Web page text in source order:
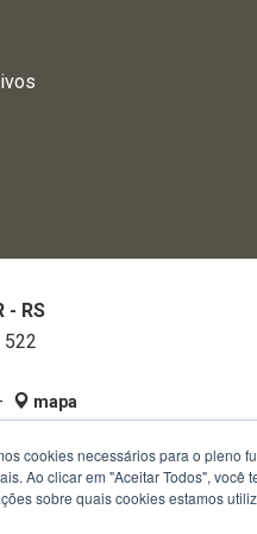
- RS
522
mapa
cookies necessários para o pleno
Ao clicar em "Aceitar Todos",
sobre quais cookies estamos